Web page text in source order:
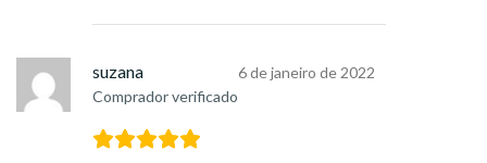
suzana
Comprador verificado
6 de janeiro de 2022